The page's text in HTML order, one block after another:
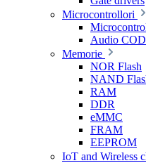
Microcontrollori
Audio
Memorie
NOR Flash
NAND
RAM
DDR
eMMC
FRAM
EEPROM
IoT and Wireless